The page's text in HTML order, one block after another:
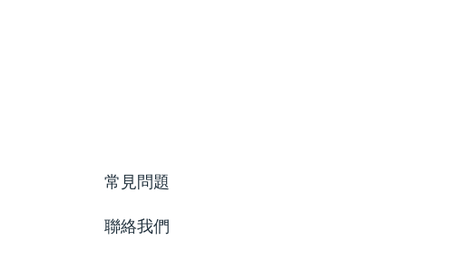
常見問題
聯絡我們